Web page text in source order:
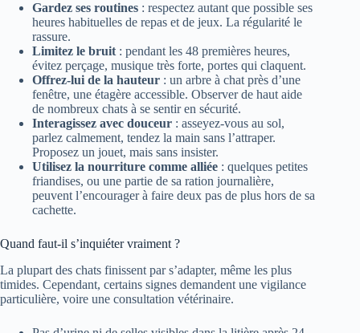
Gardez ses routines : respectez autant que possible ses
heures habituelles de repas et de jeux. La régularité le
rassure.
Limitez le bruit: pendant les 48 premières heures,
évitez perçage, musique très forte, portes qui claquent.
Offrez-lui de la hauteur : un arbre à chat près d’une
fenêtre, une étagère accessible. Observer de haut aide
de nombreux chats à se sentir en sécurité.
Interagissez avec douceur : asseyez-vous au sol,
parlez calmement, tendez la main sans l’attraper.
Proposez un jouet, mais sans insister.
Utilisez la nourriture comme alliée : quelques petites
friandises, ou une partie de sa ration journalière,
peuvent l’encourager à faire deux pas de plus hors de sa
cachette.
Quand faut-il s’inquiéter vraiment ?
La plupart des chats finissent par s’adapter, même les plus
timides. Cependant, certains signes demandent une vigilance
particulière, voire une consultation vétérinaire.